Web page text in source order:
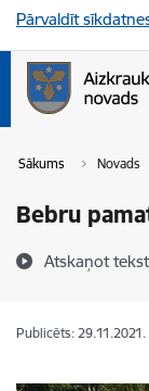
Pārvaldīt
Sākums Novads
Bebru
Atskaņot
Publicēts: 29.11.2021.